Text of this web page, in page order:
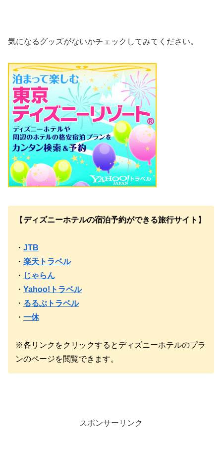
気になるグッズがないかチェックしてみてください。
【ディズニーホテルの宿泊予約ができる旅行サイト 】
・ JTB
・ 楽天トラベル
・ じゃらん
・ Yahoo!トラベル
・ るるぶトラベル
・ 一休
※各リンクをクリックするとディズニーホテルのプラ
ンのページを閲覧できます。
スポンサーリンク